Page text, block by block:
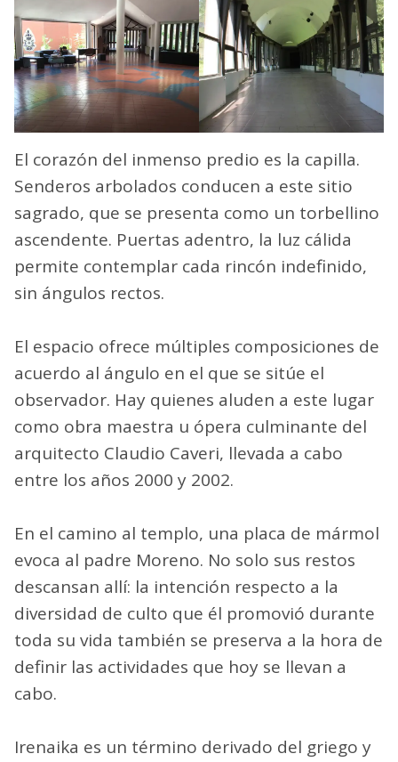
El corazón del inmenso predio es la capilla.
Senderos arbolados conducen a este sitio
sagrado, que se presenta como un torbellino
ascendente. Puertas adentro, la luz cálida
permite contemplar cada rincón indefinido,
sin ángulos rectos.
El espacio ofrece múltiples composiciones de
acuerdo al ángulo en el que se sitúe el
observador. Hay quienes aluden a este lugar
como obra maestra u ópera culminante del
arquitecto Claudio Caveri, llevada a cabo
entre los años 2000 y 2002.
En el camino al templo, una placa de mármol
evoca al padre Moreno. No solo sus restos
descansan allí: la intención respecto a la
diversidad de culto que él promovió durante
toda su vida también se preserva a la hora de
definir las actividades que hoy se llevan a
cabo.
Irenaika es un término derivado del griego y